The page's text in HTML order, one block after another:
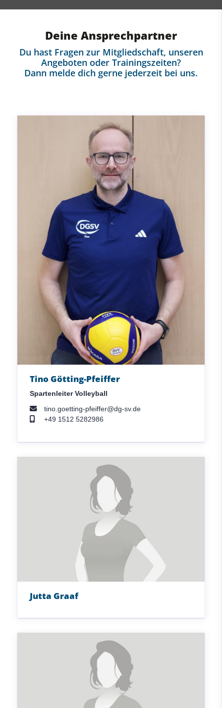
Deine Ansprechpartner
Du hast Fragen zur Mitgliedschaft, unseren
Angeboten oder Trainingszeiten?
Dann melde dich gerne jederzeit bei uns.
Tino Götting-Pfeiffer
Spartenleiter Volleyball
tino.goetting-pfeiffer@dg-sv.de
+49 1512 5282986
Jutta Graaf